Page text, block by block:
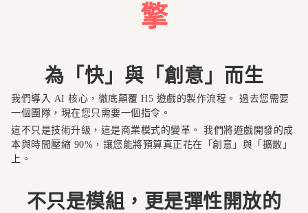
擎
為「快」與「創意」而生
我們導入 AI 核心，徹底顛覆 H5 遊戲的製作流程。 過去您需要
一個團隊，現在您只需要一個指令。
這不只是技術升級，這是商業模式的變革。 我們將遊戲開發的成
本與時間壓縮 90%，讓您能將預算真正花在「創意」與「擴散」
上。
不只是模組，更是彈性開放的